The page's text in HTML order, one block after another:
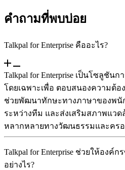
คําถามที่พบบ่อย
Talkpal for Enterprise คืออะไร?
Talkpal for Enterprise เป็นโซลูชัน
โดยเฉพาะเพื่อ ตอบสนองความต้
ช่วยพัฒนาทักษะทางภาษาของพนั
ระหว่างทีม และส่งเสริมสภาพแว
หลากหลายทางวัฒนธรรมและคร
Talkpal for Enterprise ช่วยให้องค์
อย่างไร?